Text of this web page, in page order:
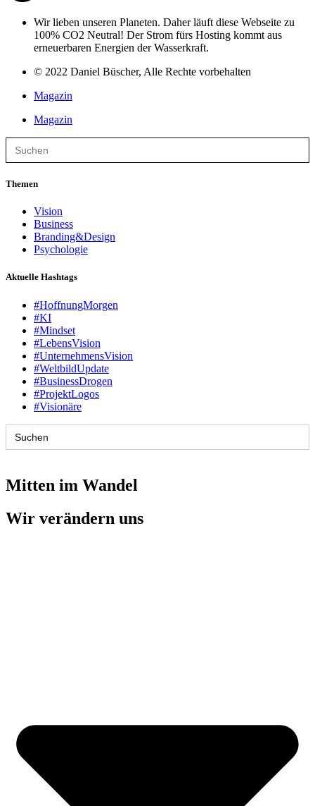
Wir lieben unseren Planeten. Daher läuft diese Webseite zu
100% CO2 Neutral! Der Strom fürs Hosting kommt aus
erneuerbaren Energien der Wasserkraft.
© 2022 Daniel Büscher, Alle Rechte vorbehalten
Magazin
Magazin
Search
for:
Themen
Vision
Business
Branding&Design
Psychologie
Aktuelle Hashtags
#HoffnungMorgen
#KI
#Mindset
#LebensVision
#UnternehmensVision
#WeltbildUpdate
#BusinessDrogen
#ProjektLogos
#Visionäre
Search
for:
Mitten im Wandel
Wir verändern uns